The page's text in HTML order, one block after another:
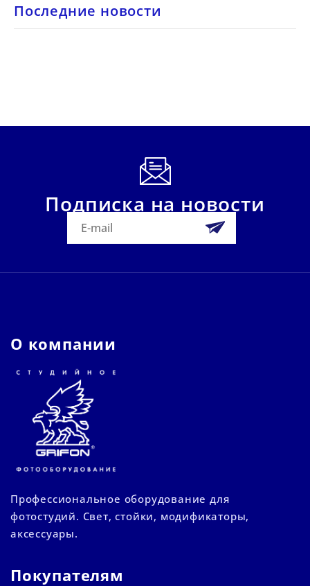
Последние новости
Подписка на новости
О компании
Профессиональное оборудование для
фотостудий. Свет, стойки, модификаторы,
аксессуары.
Покупателям